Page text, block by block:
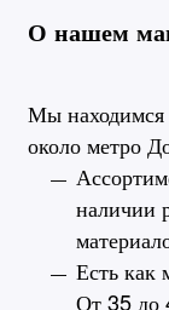
О нашем
Мы находимся
около метро
наличии
Есть как
От 35 до